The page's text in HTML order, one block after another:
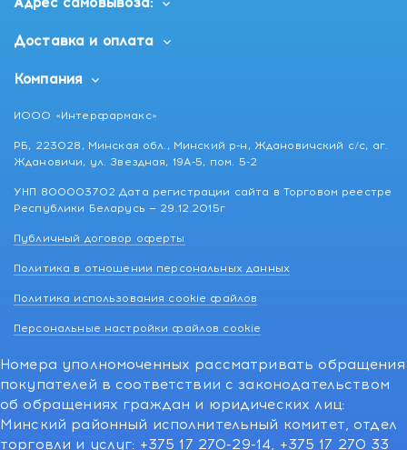
Доставка и оплата
Компания
ИООО «Интерфармакс»
РБ, 223028, Минская обл., Минский р-н, Ждановичский с/с, аг.
Ждановичи, ул. Звездная, 19А-5, пом. 5-2
УНП 800003702 Дата регистрации сайта в Торговом реестре
Республики Беларусь — 29.12.2015г
Публичный договор оферты
Политика в отношении персональных данных
Политика использования cookie файлов
Персональные настройки файлов cookie
Номера уполномоченных рассматривать обращения
покупателей в соответствии с законодательством
об обращениях граждан и юридических лиц:
Минский районный исполнительный комитет, отдел
торговли и услуг: +375 17 270-29-14, +375 17 270 33